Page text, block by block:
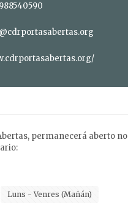
permanecerá aberto no
Luns - Venres (Mañán)